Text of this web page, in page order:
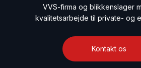
VVS-firma og blikkenslager
​kvalitetsarbejde til private- og
Kontakt os​